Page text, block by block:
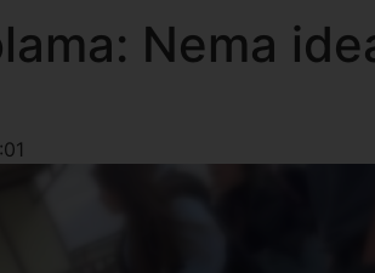
Nema